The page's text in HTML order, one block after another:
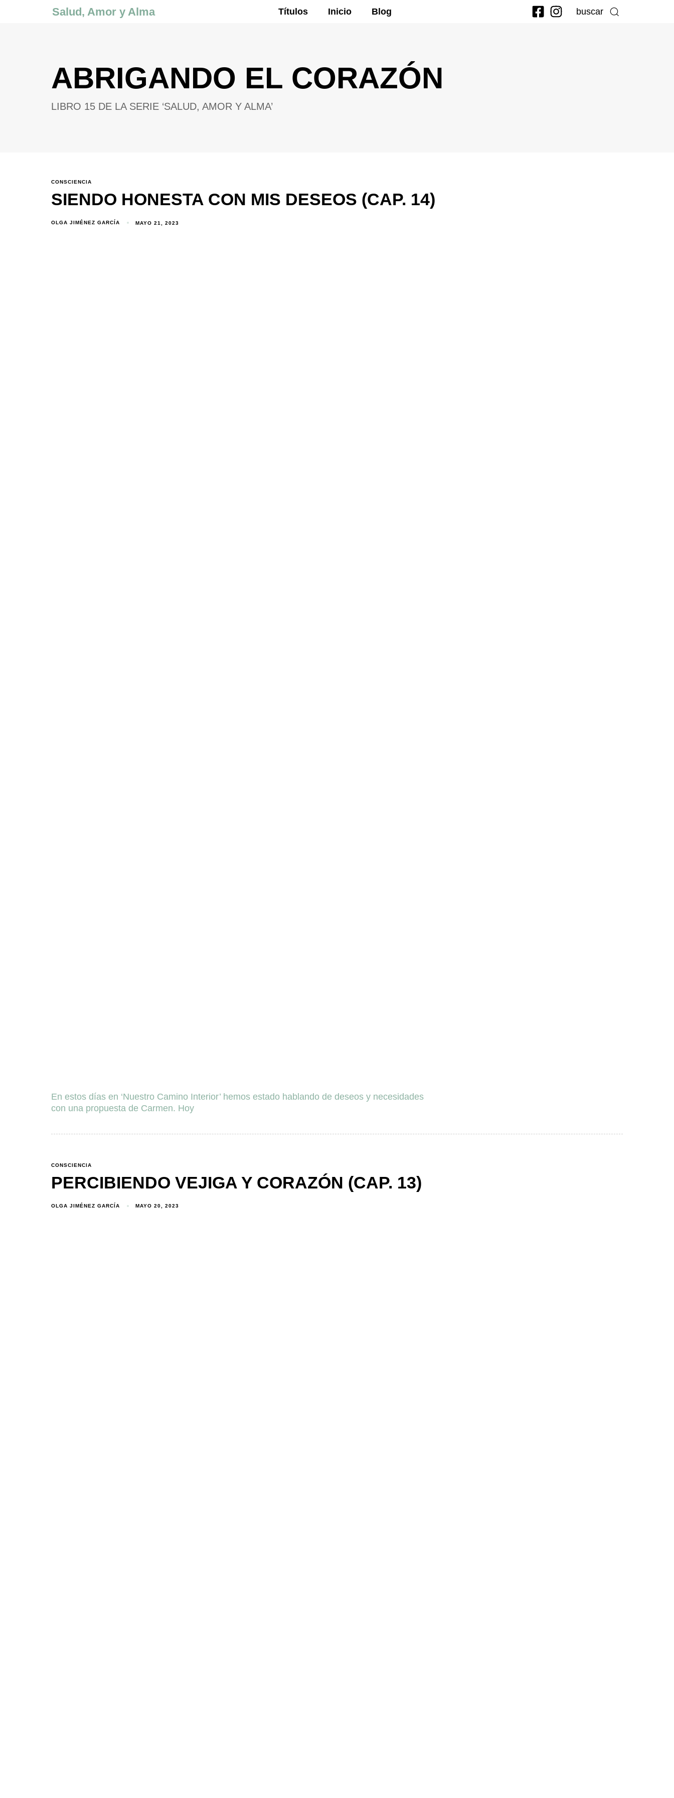
Salud, Amor y Alma Títulos Inicio Blog buscar
Comienza a escribir
ABRIGANDO EL CORAZÓN
LIBRO 15 DE LA SERIE ‘SALUD, AMOR Y ALMA’
CONSCIENCIA
SIENDO HONESTA CON MIS DESEOS (CAP. 14)
OLGA JIMÉNEZ GARCÍA MAYO 21, 2023
En estos días en ‘Nuestro Camino Interior’ hemos estado hablando de deseos y necesidades
con una propuesta de Carmen. Hoy
CONSCIENCIA
PERCIBIENDO VEJIGA Y CORAZÓN (CAP. 13)
OLGA JIMÉNEZ GARCÍA MAYO 20, 2023